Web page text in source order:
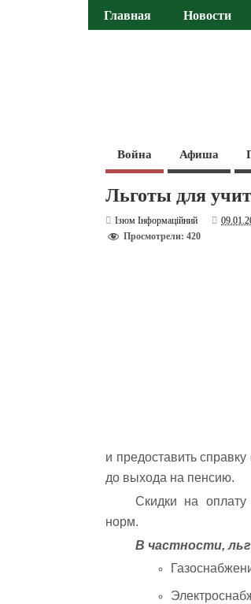
Главная Новости
Война Афиша
Льготы для
Ізюм Інформаційний
Просмотрели: 420
и предоставить
до выхода на пенсию.
Скидки на
норм.
В частности,